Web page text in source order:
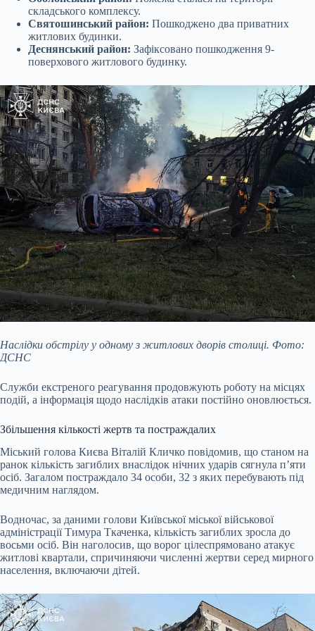
складського комплексу.
Святошинський район: Пошкоджено два приватних
житлових будинки.
Деснянський район: Зафіксовано пошкодження 9-
поверхового житлового будинку.
Наслідки обстрілу у одному з житлових дворів столиці. Фото:
ДСНС
Служби екстреного реагування продовжують роботу на місцях
подій, а інформація щодо наслідків атаки постійно оновлюється.
Збільшення кількості жертв та постраждалих
Міський голова Києва Віталій Кличко повідомив, що станом на
ранок кількість загиблих внаслідок нічних ударів сягнула п’яти
осіб. Загалом постраждало 34 особи, 32 з яких перебувають під
медичним наглядом.
Водночас, за даними голови Київської міської військової
адміністрації Тимура Ткаченка, кількість загиблих зросла до
восьми осіб. Він наголосив, що ворог цілеспрямовано атакує
житлові квартали, спричиняючи численні жертви серед мирного
населення, включаючи дітей.